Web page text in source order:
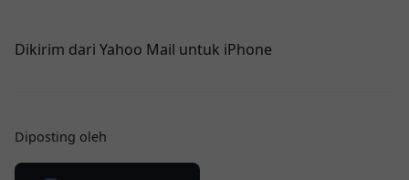
Dikirim dari Yahoo Mail untuk iPhone
Diposting oleh